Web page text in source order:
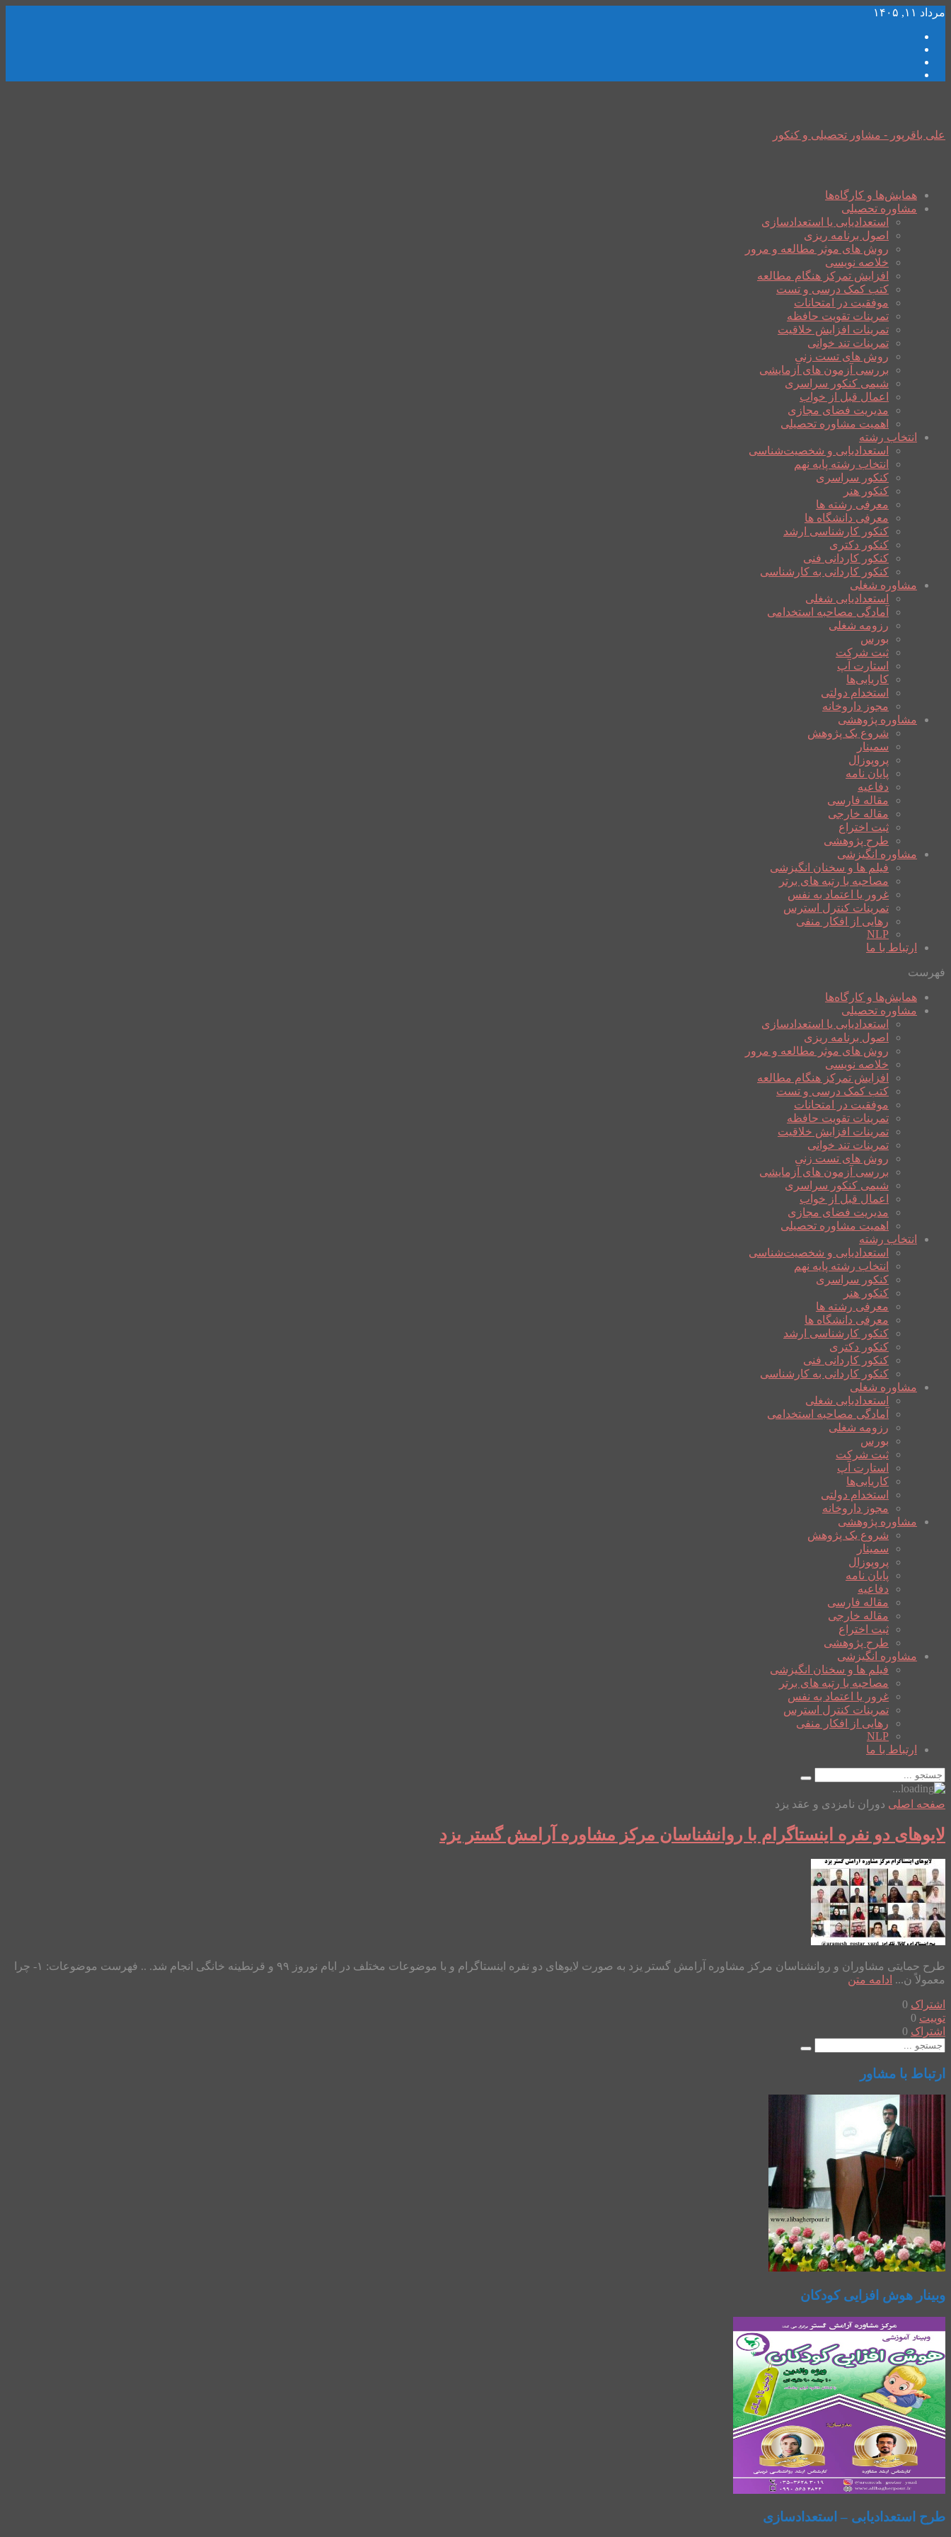
مرداد ۱۱, ۱۴۰۵
علی باقرپور - مشاور تحصیلی و کنکور
همایش‌ها و کارگاه‌ها
مشاوره تحصیلی
استعدادیابی یا استعدادسازی
اصول برنامه ریزی
روش های موثر مطالعه و مرور
خلاصه نویسی
افزایش تمرکز هنگام مطالعه
کتب کمک درسی و تست
موفقیت در امتحانات
تمرینات تقویت حافظه
تمرینات افزایش خلاقیت
تمرینات تند خوانی
روش های تست زنی
بررسی آزمون های آزمایشی
شیمی کنکور سراسری
اعمال قبل از خواب
مدیریت فضای مجازی
اهمیت مشاوره تحصیلی
انتخاب رشته
استعدادیابی و شخصیت‌شناسی
انتخاب رشته پایه نهم
کنکور سراسری
کنکور هنر
معرفی رشته ها
معرفی دانشگاه ها
کنکور کارشناسی ارشد
کنکور دکتری
کنکور کاردانی فنی
کنکور کاردانی به کارشناسی
مشاوره شغلی
استعدادیابی شغلی
آمادگی مصاحبه استخدامی
رزومه شغلی
بورس
ثبت شرکت
استارت آپ
کاریابی‌ها
استخدام دولتی
مجوز داروخانه
مشاوره پژوهشی
شروع یک پژوهش
سمینار
پروپوزال
پایان نامه
دفاعیه
مقاله فارسی
مقاله خارجی
ثبت اختراع
طرح پژوهشی
مشاوره انگیزشی
فیلم ها و سخنان انگیزشی
مصاحبه با رتبه های برتر
غرور یا اعتماد به نفس
تمرینات کنترل استرس
رهایی از افکار منفی
NLP
ارتباط با ما
فهرست
همایش‌ها و کارگاه‌ها
مشاوره تحصیلی
استعدادیابی یا استعدادسازی
اصول برنامه ریزی
روش های موثر مطالعه و مرور
خلاصه نویسی
افزایش تمرکز هنگام مطالعه
کتب کمک درسی و تست
موفقیت در امتحانات
تمرینات تقویت حافظه
تمرینات افزایش خلاقیت
تمرینات تند خوانی
روش های تست زنی
بررسی آزمون های آزمایشی
شیمی کنکور سراسری
اعمال قبل از خواب
مدیریت فضای مجازی
اهمیت مشاوره تحصیلی
انتخاب رشته
استعدادیابی و شخصیت‌شناسی
انتخاب رشته پایه نهم
کنکور سراسری
کنکور هنر
معرفی رشته ها
معرفی دانشگاه ها
کنکور کارشناسی ارشد
کنکور دکتری
کنکور کاردانی فنی
کنکور کاردانی به کارشناسی
مشاوره شغلی
استعدادیابی شغلی
آمادگی مصاحبه استخدامی
رزومه شغلی
بورس
ثبت شرکت
استارت آپ
کاریابی‌ها
استخدام دولتی
مجوز داروخانه
مشاوره پژوهشی
شروع یک پژوهش
سمینار
پروپوزال
پایان نامه
دفاعیه
مقاله فارسی
مقاله خارجی
ثبت اختراع
طرح پژوهشی
مشاوره انگیزشی
فیلم ها و سخنان انگیزشی
مصاحبه با رتبه های برتر
غرور یا اعتماد به نفس
تمرینات کنترل استرس
رهایی از افکار منفی
NLP
ارتباط با ما
صفحه اصلی دوران نامزدی و عقد یزد
لایوهای دو نفره اینستاگرام با روانشناسان مرکز مشاوره آرامش گستر یزد
طرح حمایتی مشاوران و روانشناسان مرکز مشاوره آرامش گستر یزد به صورت لایوهای دو نفره اینستاگرام و با موضوعات مختلف در ایام نوروز ۹۹ و قرنطینه خانگی انجام شد. .. فهرست موضوعات: ۱- چرا
معمولاً ن... ادامه متن
اشتراک 0
توییت 0
اشتراک 0
ارتباط با مشاور
وبینار هوش افزایی کودکان
طرح استعدادیابی – استعدادسازی